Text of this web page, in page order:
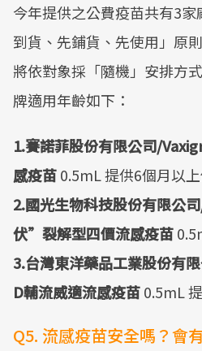
今年提供之公費疫苗共有3
到貨、先鋪貨、先使用」原
將依對象採「隨機」安排方
牌適用年齡如下：
1.賽諾菲股份有限公司/
感疫苗0.5mL 提供6個月以
2.國光生物科技股份有限公
伏”裂解型四價流感疫苗
3.台灣東洋藥品工業股份有
D輔流威適流感疫苗0.5mL
Q5. 流感疫苗安全嗎？會